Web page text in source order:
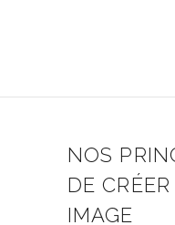
NOS
DE
IMAGE